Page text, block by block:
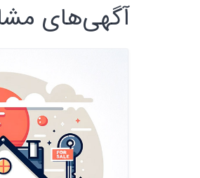
آگهی‌های